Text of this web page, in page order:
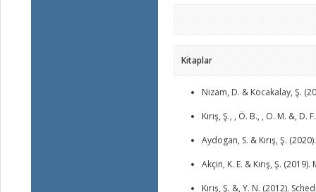
Kitaplar
Nizam, D. & Kocakalay, Ş.
Kırış, Ş., , Ö. B., , O. M. &,
Aydogan, S. & Kırış, Ş.
Akçin, K. E. & Kırış, Ş.
Kırış, Ş. &, Y. N. (2012).